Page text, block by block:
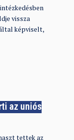
vissza
képviselt,
az uniós
tettek az